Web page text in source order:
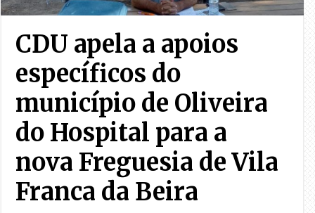
CDU apela a apoios
específicos do
município de Oliveira
do Hospital para a
nova Freguesia de Vila
Franca da Beira